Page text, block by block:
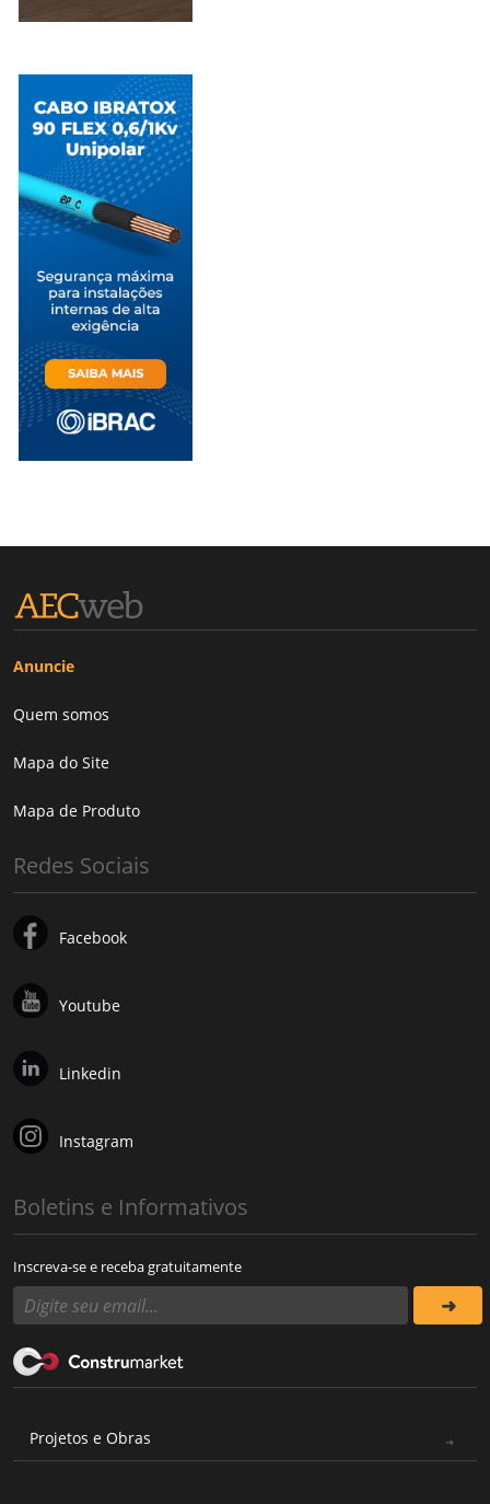
Anuncie
Quem somos
Mapa do Site
Mapa de Produto
Redes Sociais
Facebook
Youtube
Linkedin
Instagram
Boletins e Informativos
Inscreva-se e receba gratuitamente
Projetos e Obras